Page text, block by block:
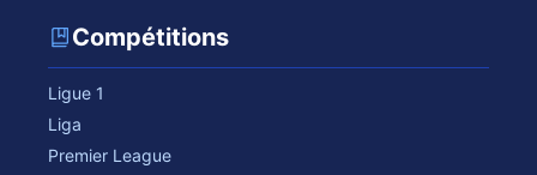
Compétitions
Ligue 1
Liga
Premier League